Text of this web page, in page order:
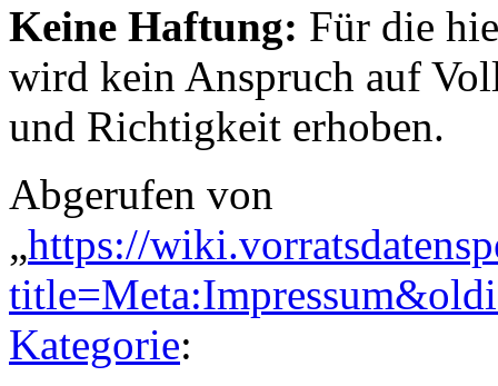
Keine Haftung: Für die
wird kein Anspruch auf
und Richtigkeit erhoben.
Abgerufen von
„https://
Kategorie: